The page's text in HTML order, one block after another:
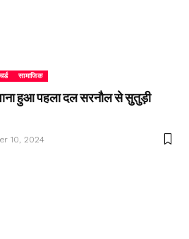
सामाजिक
हुआ पहला दल सरनौल से सुतुड़ी
10, 2024